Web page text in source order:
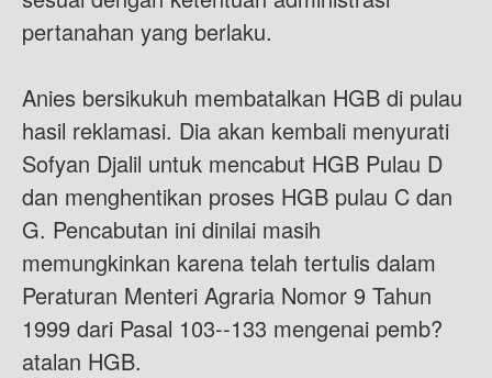
pertanahan yang berlaku.
Anies bersikukuh membatalkan HGB di pulau
hasil reklamasi. Dia akan kembali menyurati
Sofyan Djalil untuk mencabut HGB Pulau D
dan menghentikan proses HGB pulau C dan
G. Pencabutan ini dinilai masih
memungkinkan karena telah tertulis dalam
Peraturan Menteri Agraria Nomor 9 Tahun
1999 dari Pasal 103--133 mengenai pemb?
atalan HGB.